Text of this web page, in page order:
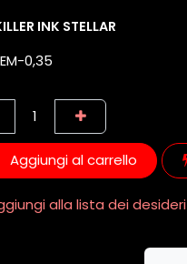
INK STELLAR
Aggiungi al carrello
alla lista dei desideri